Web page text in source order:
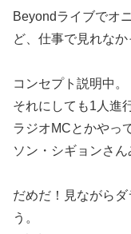
Beyondライブでオ
ど、仕事で見れなか
コンセプト説明中。
それにしても1人進
ラジオMCとかやっ
ソン・シギョンさん
だめだ！見ながら
う。